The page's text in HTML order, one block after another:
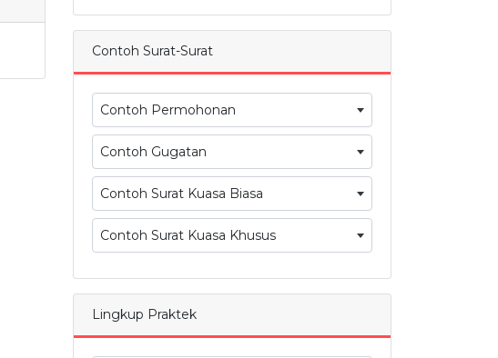
Contoh Surat-Surat
Contoh Permohonan
Contoh Gugatan
Contoh Surat Kuasa Biasa
Contoh Surat Kuasa Khusus
Lingkup Praktek